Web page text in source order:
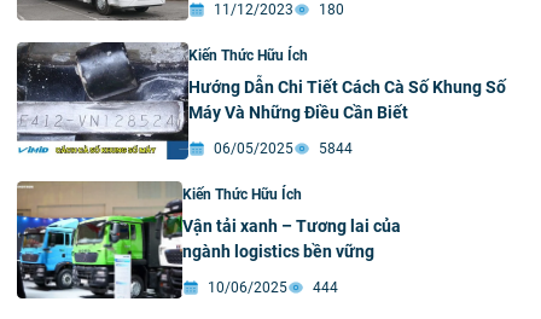
11/12/2023 180
Kiến Thức Hữu Ích
Hướng Dẫn Chi Tiết Cách Cà Số Khung Số
Máy Và Những Điều Cần Biết
06/05/2025 5844
Kiến Thức Hữu Ích
Vận tải xanh – Tương lai của
ngành logistics bền vững
10/06/2025 444